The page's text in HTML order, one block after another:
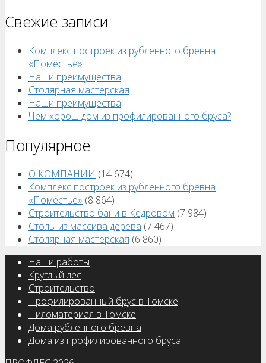
Свежие записи
Комплекс построек из рубленного бревна
«Поместье»
Наши преимущества
Столярная мастерская
Наши преимущества
Чем хорош дом из профилированного бруса?
Популярное
О КОМПАНИИ (14 674)
Комплекс построек из рубленного бревна
«Поместье» (8 864)
Строительство бани в Кедровом (7 984)
Столы из массива дерева (7 467)
Столярная мастерская (6 860)
Наши работы
Круглый лес
Строительство
Профилированный брус в Томске
Пиломатериал в Томске
Дома рубленного бревна
Дома из профилированного бруса